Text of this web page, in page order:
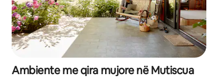
Ambiente me qira mujore në Mutiscua